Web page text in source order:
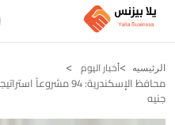
الرئيسيه أخبار اليوم
جنيه